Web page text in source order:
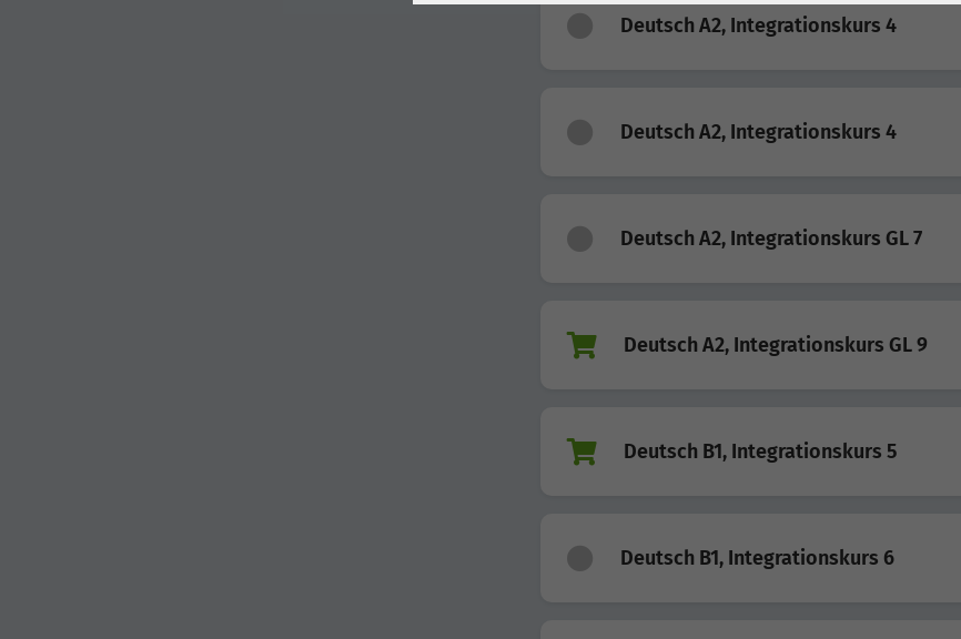
Deutsch A2, Integrationskurs 4
Deutsch A2, Integrationskurs 4
Deutsch A2, Integrationskurs GL 7
Deutsch A2, Integrationskurs GL 9
Deutsch B1, Integrationskurs 5
Deutsch B1, Integrationskurs 6